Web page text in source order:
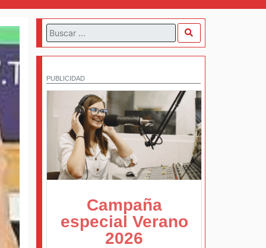
PUBLICIDAD
Campaña
especial Verano
2026